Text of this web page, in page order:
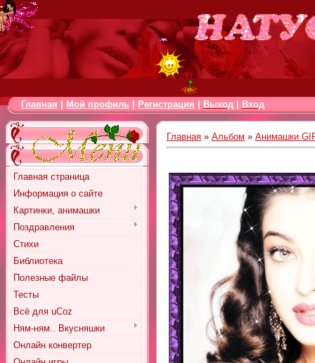
Главная Мой профиль Регистрация Выход Вход
Главная страница
Информация о сайте
Картинки, анимашки
Поздравления
Стихи
Библиотека
Полезные файлы
Тесты
Всё для uCoz
Ням-ням.. Вкусняшки
Онлайн конвертер
Главная » Альбом » Анимашки